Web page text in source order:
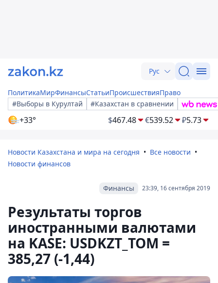
Рус
ПолитикаМирФинансыСтатьиПроисшествияПраво
#Выборы в Курултай
#Казахстан в сравнении
+33° $467.48 €539.52 ₽5.73
Новости Казахстана и мира на сегодня
Все новости
Новости финансов
23:39, 16 сентября 2019
Финансы
Результаты торгов
иностранными валютами
на KASE: USDKZT_TOM =
385,27 (-1,44)